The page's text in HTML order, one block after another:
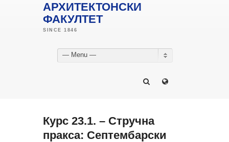
АРХИТЕКТОНСКИ
ФАКУЛТЕТ
— Menu —
Курс 23.1. – Стручна
пракса: Септембарски